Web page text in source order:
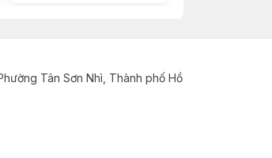
Tân Sơn Nhì, Thành phố Hồ